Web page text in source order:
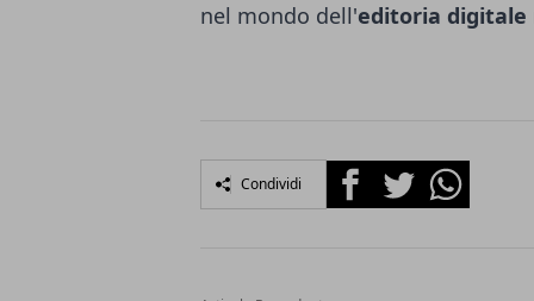
nel mondo dell'editoria digitale
Condividi FacebookTwitterWhatsapp